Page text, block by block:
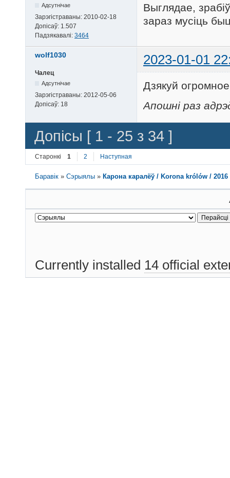
Адсутнічае
Зарэгістраваны: 2010-02-18
Допісаў: 1.507
Падзякавалі: 3464
Выглядае,
зараз мусіць
wolf1030 2023-01-01
Чалец
Адсутнічае
Зарэгістраваны: 2012-05-06
Допісаў: 18
Дзякуй
Апошні раз
Допісы [ 1 - 25 з 34 ]
Старонкі 1 2 Наступная
Баравік »Сэрыялы » Карона каралёў / Korona królów / 2016
Currently installed 14 official